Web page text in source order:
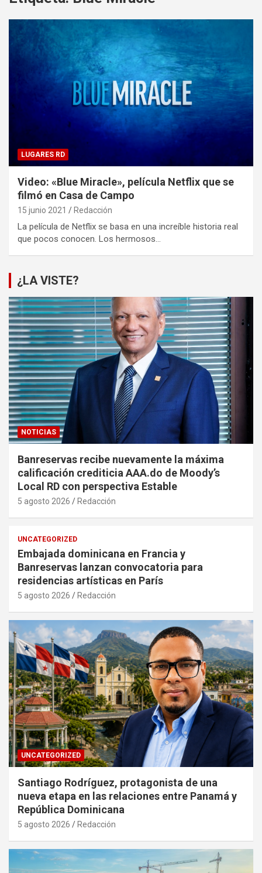
LUGARES RD
Video: «Blue Miracle», película Netflix que se
filmó en Casa de Campo
15 junio 2021 Redacción
La película de Netflix se basa en una increíble historia real
que pocos conocen. Los hermosos…
¿LA VISTE?
NOTICIAS
Banreservas recibe nuevamente la máxima
calificación crediticia AAA.do de Moody’s
Local RD con perspectiva Estable
5 agosto 2026 Redacción
UNCATEGORIZED
Embajada dominicana en Francia y
Banreservas lanzan convocatoria para
residencias artísticas en París
5 agosto 2026 Redacción
UNCATEGORIZED
Santiago Rodríguez, protagonista de una
nueva etapa en las relaciones entre Panamá y
República Dominicana
5 agosto 2026 Redacción